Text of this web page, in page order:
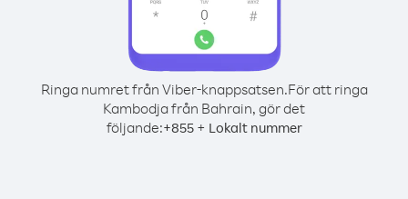
Ringa numret från Viber-knappsatsen.För att ringa
Kambodja från Bahrain, gör det
följande:+855+ Lokalt nummer